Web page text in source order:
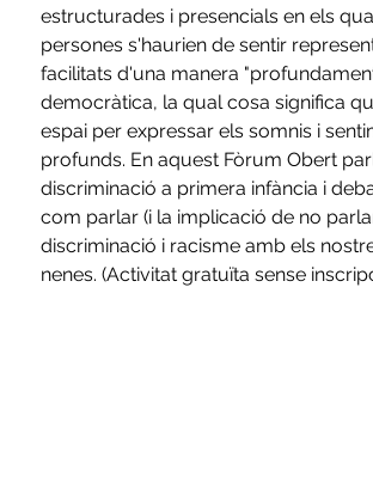
estructurades i presencials en els
persones s'haurien de sentir
facilitats d'una manera
democràtica, la qual cosa significa
espai per expressar els somnis i
profunds. En aquest Fòrum Obert
discriminació a primera infància i
com parlar (i la implicació de no
discriminació i racisme amb els
nenes. (Activitat gratuïta sense